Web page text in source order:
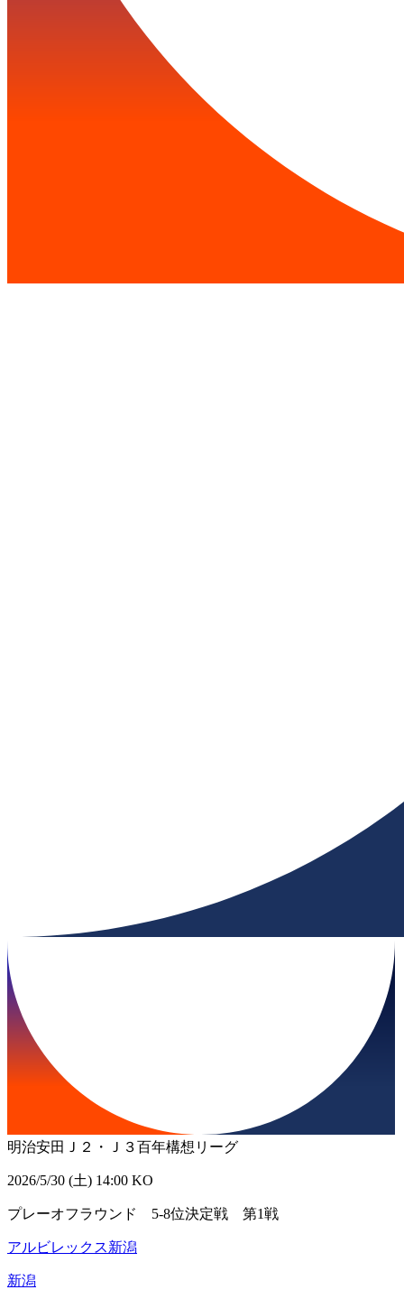
明治安田Ｊ２・Ｊ３百年構想リーグ
2026/5/30 (土) 14:00 KO
プレーオフラウンド 5-8位決定戦 第1戦
アルビレックス新潟
新潟